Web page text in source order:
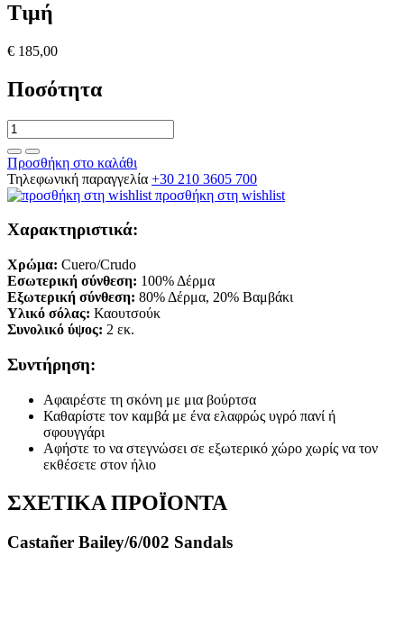
Τιμή
€ 185,00
Ποσότητα
Προσθήκη στο καλάθι
Τηλεφωνική παραγγελία +30 210 3605 700
προσθήκη στη wishlist
Χαρακτηριστικά:
Χρώμα: Cuero/Crudo
Εσωτερική σύνθεση: 100% Δέρμα
Εξωτερική σύνθεση: 80% Δέρμα, 20% Βαμβάκι
Υλικό σόλας: Καουτσούκ
Συνολικό ύψος: 2 εκ.
Συντήρηση:
Αφαιρέστε τη σκόνη με μια βούρτσα
Καθαρίστε τον καμβά με ένα ελαφρώς υγρό πανί ή
σφουγγάρι
Αφήστε το να στεγνώσει σε εξωτερικό χώρο χωρίς να τον
εκθέσετε στον ήλιο
ΣΧΕΤΙΚΑ ΠΡΟΪΟΝΤΑ
Castañer Bailey/6/002 Sandals